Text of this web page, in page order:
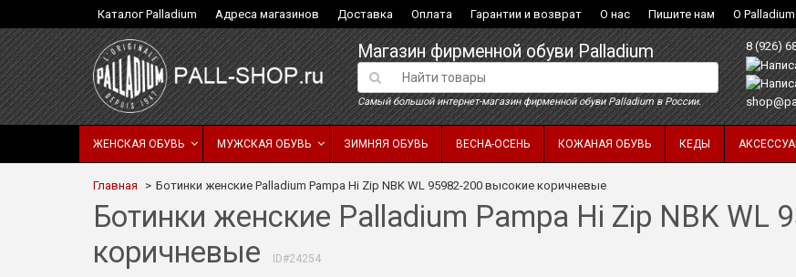
Каталог Palladium Адреса магазинов Доставка Оплата Гарантии и возврат О нас Пишите нам О Palladium
Магазин фирменной обуви Palladium
Самый большой интернет-магазин фирменной обуви Palladium в России.
8 (926)
ЖЕНСКАЯ ОБУВЬ МУЖСКАЯ ОБУВЬ ЗИМНЯЯ ОБУВЬ ВЕСНА-ОСЕНЬ КОЖАНАЯ ОБУВЬ КЕДЫ
Главная Ботинки женские Palladium Pampa Hi Zip NBK WL 95982-200 высокие коричневые
Ботинки женские Palladium Pampa Hi Zip NBK WL
коричневые
ID#24254